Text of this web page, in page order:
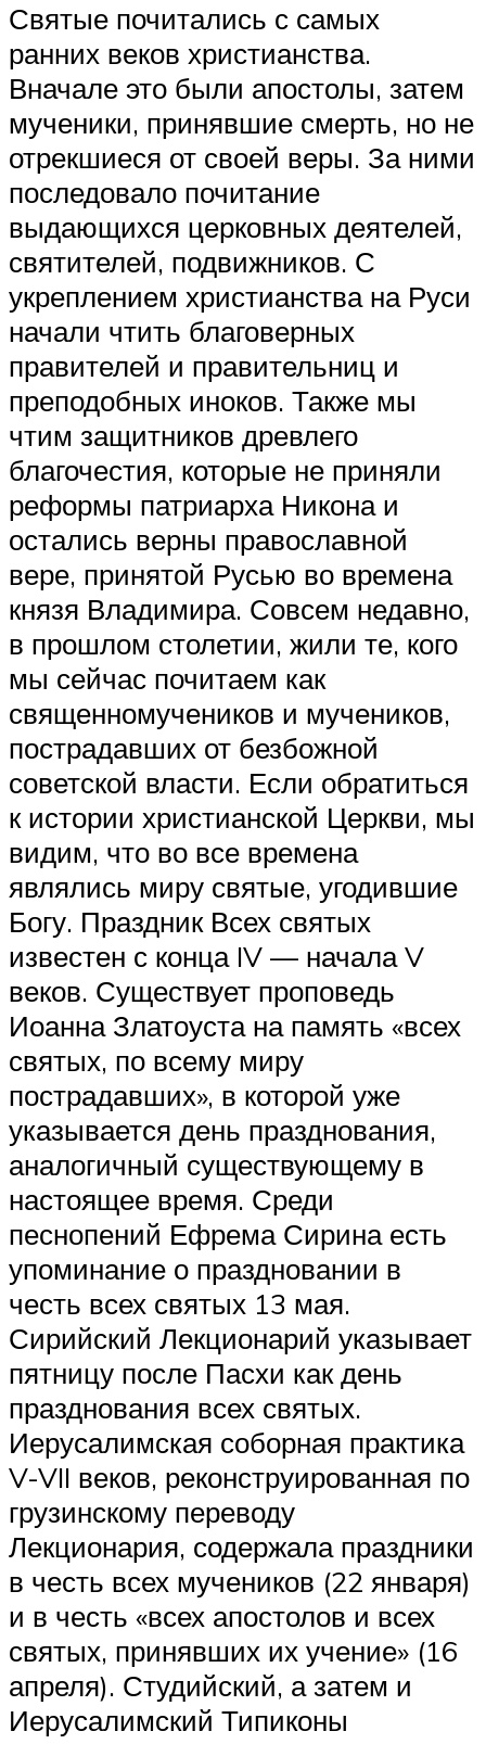
Святые почитались с самых
ранних веков христианства.
Вначале это были апостолы, затем
мученики, принявшие смерть, но не
отрекшиеся от своей веры. За ними
последовало почитание
выдающихся церковных деятелей,
святителей, подвижников. С
укреплением христианства на Руси
начали чтить благоверных
правителей и правительниц и
преподобных иноков. Также мы
чтим защитников древлего
благочестия, которые не приняли
реформы патриарха Никона и
остались верны православной
вере, принятой Русью во времена
князя Владимира. Совсем недавно,
в прошлом столетии, жили те, кого
мы сейчас почитаем как
священномучеников и мучеников,
пострадавших от безбожной
советской власти. Если обратиться
к истории христианской Церкви, мы
видим, что во все времена
являлись миру святые, угодившие
Богу. Праздник Всех святых
известен с конца IV — начала V
веков. Существует проповедь
Иоанна Златоуста на память «всех
святых, по всему миру
пострадавших», в которой уже
указывается день празднования,
аналогичный существующему в
настоящее время. Среди
песнопений Ефрема Сирина есть
упоминание о праздновании в
честь всех святых 13 мая.
Сирийский Лекционарий указывает
пятницу после Пасхи как день
празднования всех святых.
Иерусалимская соборная практика
V-VII веков, реконструированная по
грузинскому переводу
Лекционария, содержала праздники
в честь всех мучеников (22 января)
и в честь «всех апостолов и всех
святых, принявших их учение» (16
апреля). Студийский, а затем и
Иерусалимский Типиконы